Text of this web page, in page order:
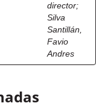
director;
Silva
Santillán,
Favio
Andres